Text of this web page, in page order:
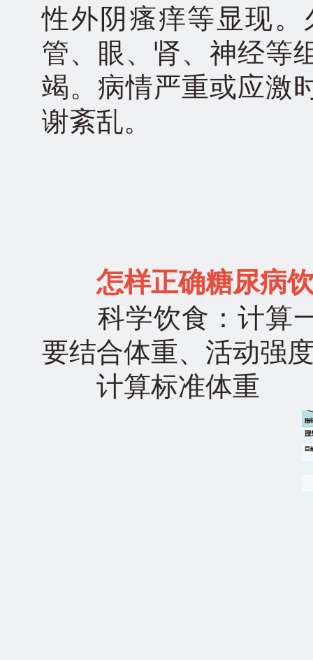
性外阴瘙痒等显现
管、眼、肾、神经等
竭。病情严重或应激
谢紊乱。
怎样正确糖尿病
科学饮食：计算一
要结合体重、活动强
计算标准体重